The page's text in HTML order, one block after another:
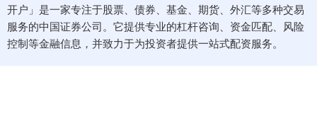
开户」是一家专注于股票、债券、基金、期货、外汇等多种交易
服务的中国证券公司。它提供专业的杠杆咨询、资金匹配、风险
控制等金融信息，并致力于为投资者提供一站式配资服务。